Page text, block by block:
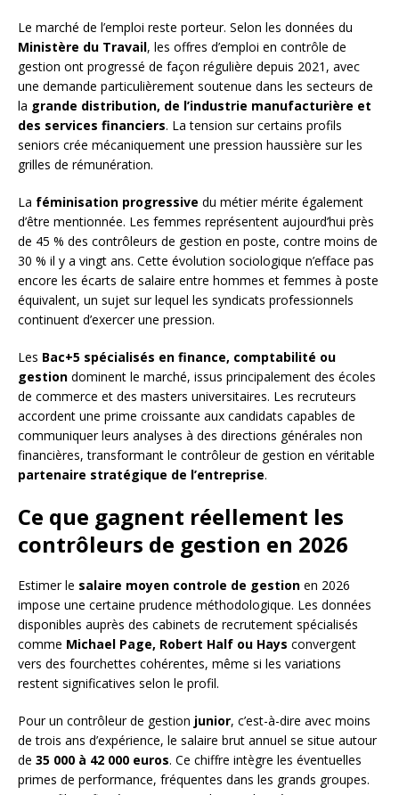
Le marché de l’emploi reste porteur. Selon les données du
Ministère du Travail, les offres d’emploi en contrôle de
gestion ont progressé de façon régulière depuis 2021, avec
une demande particulièrement soutenue dans les secteurs de
la grande distribution, de l’industrie manufacturière et
des services financiers. La tension sur certains profils
seniors crée mécaniquement une pression haussière sur les
grilles de rémunération.
La féminisation progressive du métier mérite également
d’être mentionnée. Les femmes représentent aujourd’hui près
de 45 % des contrôleurs de gestion en poste, contre moins de
30 % il y a vingt ans. Cette évolution sociologique n’efface pas
encore les écarts de salaire entre hommes et femmes à poste
équivalent, un sujet sur lequel les syndicats professionnels
continuent d’exercer une pression.
Les Bac+5 spécialisés en finance, comptabilité ou
gestion dominent le marché, issus principalement des écoles
de commerce et des masters universitaires. Les recruteurs
accordent une prime croissante aux candidats capables de
communiquer leurs analyses à des directions générales non
financières, transformant le contrôleur de gestion en véritable
partenaire stratégique de l’entreprise.
Ce que gagnent réellement les
contrôleurs de gestion en 2026
Estimer le salaire moyen controle de gestion en 2026
impose une certaine prudence méthodologique. Les données
disponibles auprès des cabinets de recrutement spécialisés
comme Michael Page, Robert Half ou Hays convergent
vers des fourchettes cohérentes, même si les variations
restent significatives selon le profil.
Pour un contrôleur de gestion junior, c’est-à-dire avec moins
de trois ans d’expérience, le salaire brut annuel se situe autour
de 35 000 à 42 000 euros. Ce chiffre intègre les éventuelles
primes de performance, fréquentes dans les grands groupes.